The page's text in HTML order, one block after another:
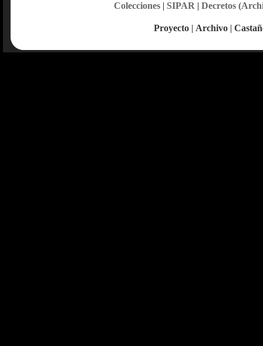
Colecciones| SIPAR | Decretos
Proyecto | Archivo |